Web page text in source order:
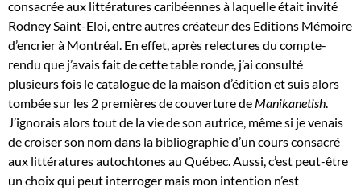
consacrée aux littératures caribéennes à laquelle était invité
Rodney Saint-Eloi, entre autres créateur des Editions Mémoire
d’encrier à Montréal. En effet, après relectures du compte-
rendu que j’avais fait de cette table ronde, j’ai consulté
plusieurs fois le catalogue de la maison d’édition et suis alors
tombée sur les 2 premières de couverture de Manikanetish.
J’ignorais alors tout de la vie de son autrice, même si je venais
de croiser son nom dans la bibliographie d’un cours consacré
aux littératures autochtones au Québec. Aussi, c’est peut-être
un choix qui peut interroger mais mon intention n’est